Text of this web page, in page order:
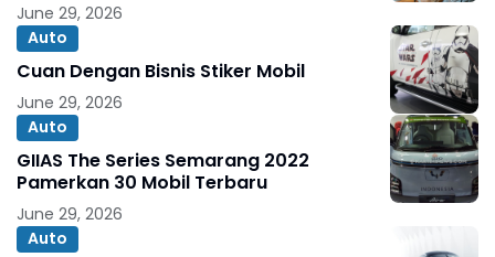
June 29, 2026
Auto
Cuan Dengan Bisnis Stiker Mobil
June 29, 2026
Auto
GIIAS The Series Semarang 2022
Pamerkan 30 Mobil Terbaru
June 29, 2026
Auto